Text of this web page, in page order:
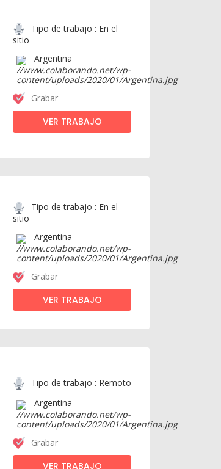
Tipo de trabajo : En el
sitio
Argentina
Grabar
VER TRABAJO
Tipo de trabajo : En el
sitio
Argentina
Grabar
VER TRABAJO
Tipo de trabajo : Remoto
Argentina
Grabar
VER TRABAJO